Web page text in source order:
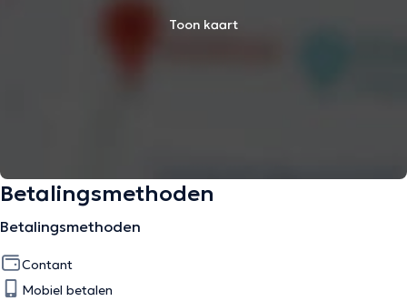
Toon kaart
Betalingsmethoden
Betalingsmethoden
Contant
Mobiel betalen